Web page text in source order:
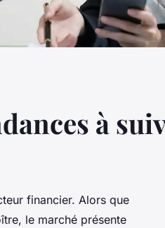
à
financier. Alors que
le marché présente